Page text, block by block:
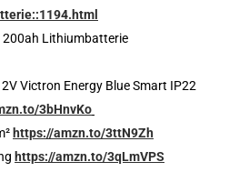
Lithiumbatterie
Victron Energy Blue Smart IP22
3bHnvKo
https://amzn.to/3ttN9Zh
https://amzn.to/3qLmVPS